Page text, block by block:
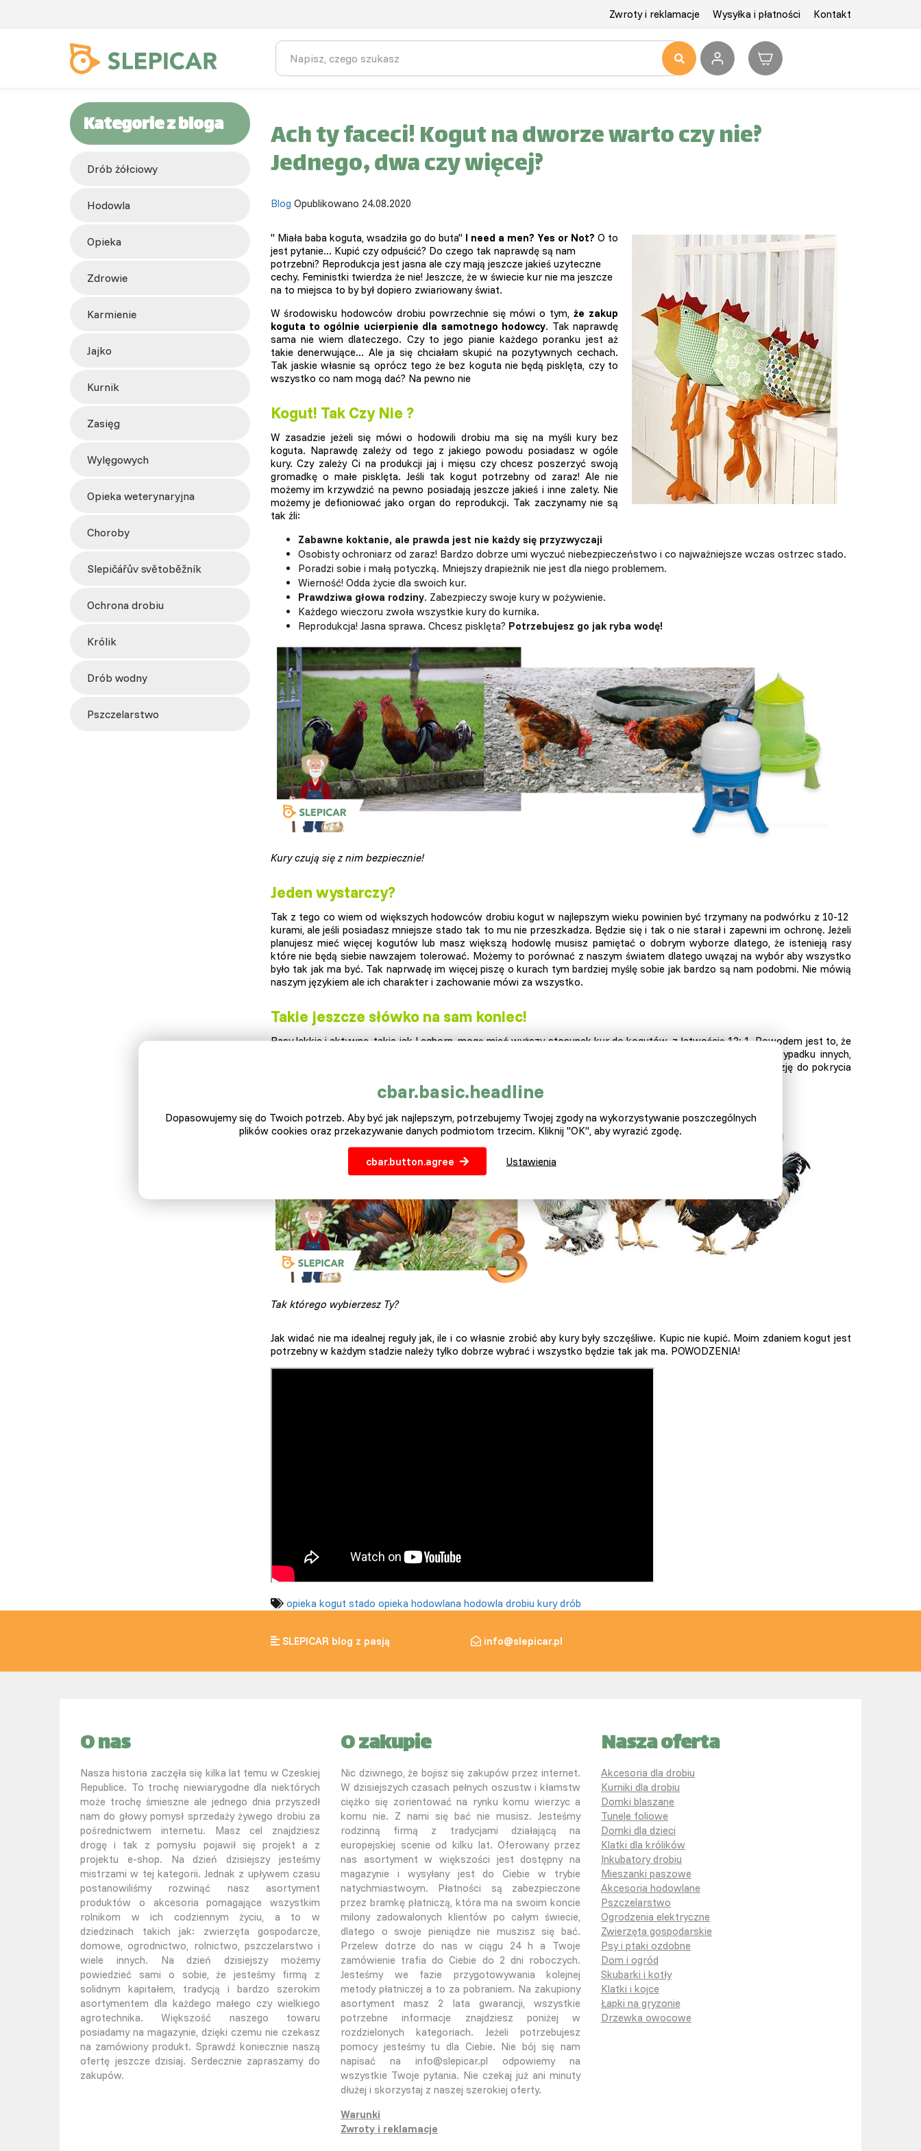
Zwroty i reklamacje Wysyłka i płatności Kontakt
Kategorie z bloga
Drób żółciowy
hodowla
opieka
zdrowie
karmienie
jajko
kurnik
zasięg
wylęgowych
opieka weterynaryjna
choroby
slepičářův světoběžník
ochrona drobiu
królik
drób wodny
pszczelarstwo
Ach ty faceci! Kogut na dworze warto czy nie?
Jednego, dwa czy więcej?
Blog Opublikowano 24.08.2020
" Miała baba koguta, wsadziła go do buta" I need a men? Yes or Not? O to
jest pytanie... Kupić czy odpuścić? Do czego tak naprawdę są nam
potrzebni? Reprodukcja jest jasna ale czy mają jeszcze jakieś uzyteczne
cechy. Feministki twierdza że nie! Jeszcze, że w świecie kur nie ma jeszcze
na to miejsca to by był dopiero zwiariowany świat.
W środowisku hodowców drobiu powrzechnie się mówi o tym,że zakup
koguta to ogólnie ucierpienie dla samotnego hodowcy. Tak naprawdę
sama nie wiem dlateczego. Czy to jego pianie każdego poranku jest aż
takie denerwujące... Ale ja się chciałam skupić na pozytywnych cechach.
Tak jaskie własnie są oprócz tego że bez koguta nie będą pisklęta, czy to
wszystko co nam mogą dać? Na pewno nie
Kogut! Tak Czy Nie ?
W zasadzie jeżeli się mówi o hodowili drobiu ma się na myśli kury bez
koguta. Naprawdę zależy od tego z jakiego powodu posiadasz w ogóle
kury. Czy zależy Ci na produkcji jaj i mięsu czy chcesz poszerzyć swoją
gromadkę o małe pisklęta. Jeśli tak kogut potrzebny od zaraz! Ale nie
możemy im krzywdzić na pewno posiadają jeszcze jakieś i inne zalety. Nie
możemy je defioniować jako organ do reprodukcji. Tak zaczynamy nie są
tak źli:
Zabawne koktanie, ale prawda jest nie każdy się przyzwyczaji
Osobisty ochroniarz od zaraz! Bardzo dobrze umi wyczuć niebezpieczeństwo i co najważniejsze wczas ostrzec stado.
Poradzi sobie i małą potyczką. Mniejszy drapieżnik nie jest dla niego problemem.
Wierność! Odda życie dla swoich kur.
Prawdziwa głowa rodziny. Zabezpieczy swoje kury w pożywienie.
Każdego wieczoru zwoła wszystkie kury do kurnika.
Reprodukcja! Jasna sprawa. Chcesz pisklęta? Potrzebujesz go jak ryba wodę!
Kury czują się z nim bezpiecznie!
Jeden wystarczy?
Tak z tego co wiem od większych hodowców drobiu kogut w najlepszym wieku powinien być trzymany na podwórku z 10-12
kurami, ale jeśli posiadasz mniejsze stado tak to mu nie przeszkadza. Będzie się i tak o nie starał i zapewni im ochronę. Jeżeli
planujesz mieć więcej kogutów lub masz większą hodowlę musisz pamiętać o dobrym wyborze dlatego, że istenieją rasy
które nie będą siebie nawzajem tolerować. Możemy to porównać z naszym światem dlatego uwązaj na wybór aby wszystko
było tak jak ma być. Tak naprwadę im więcej piszę o kurach tym bardziej myślę sobie jak bardzo są nam podobmi. Nie mówią
naszym językiem ale ich charakter i zachowanie mówi za wszystko.
Takie jeszcze słówko na sam koniec!
Rasy lekkie i aktywne, takie jak Leghorn, mogą mieć wyższy stosunek kur do kogutów, z łatwością 12: 1. Powodem jest to, że
te osobniki koguta są bardziej aktywne i dzięki wyższej energii będą w stanie obsłużyć więcej kur. W przypadku innych,
cięższych ras, takich jak Orpingtonowie, wystarczy stosunek 1: 6. Dzięki temu kogut będzie miał lepszą okazję do pokrycia
Tak którego wybierzesz Ty?
Jak widać nie ma idealnej reguły jak, ile i co własnie zrobić aby kury były szczęśliwe. Kupic nie kupić. Moim zdaniem kogut jest
potrzebny w każdym stadzie należy tylko dobrze wybrać i wszystko będzie tak jak ma. POWODZENIA!
opieka kogut stado opieka hodowlana hodowla drobiu kury drób
SLEPICAR blog z pasją info@slepicar.pl
O nas
Nasza historia zaczęła się kilka lat temu w Czeskiej
Republice. To trochę niewiarygodne dla niektórych
może trochę śmieszne ale jednego dnia przyszedł
nam do głowy pomysł sprzedaży żywego drobiu za
pośrednictwem internetu. Masz cel znajdziesz
drogę i tak z pomysłu pojawił się projekt a z
projektu e-shop. Na dzień dzisiejszy jesteśmy
mistrzami w tej kategorii. Jednak z upływem czasu
postanowiliśmy rozwinąć nasz asortyment
produktów o akcesoria pomagające wszystkim
rolnikom w ich codziennym życiu, a to w
dziedzinach takich jak: zwierzęta gospodarcze,
domowe, ogrodnictwo, rolnictwo, pszczelarstwo i
wiele innych. Na dzień dzisiejszy możemy
powiedzieć sami o sobie, że jesteśmy firmą z
solidnym kapitałem, tradycją i bardzo szerokim
asortymentem dla każdego małego czy wielkiego
agrotechnika. Większość naszego towaru
posiadamy na magazynie, dzięki czemu nie czekasz
na zamówiony produkt. Sprawdź koniecznie naszą
ofertę jeszcze dzisiaj. Serdecznie zapraszamy do
zakupów.
O zakupie
Nic dziwnego, że bojisz się zakupów przez internet.
W dzisiejszych czasach pełnych oszustw i kłamstw
ciężko się zorientować na rynku komu wierzyc a
komu nie. Z nami się bać nie musisz. Jesteśmy
rodzinną firmą z tradycjami działającą na
europejskiej scenie od kilku lat. Oferowany przez
nas asortyment w większości jest dostępny na
magazynie i wysyłany jest do Ciebie w trybie
natychmiastwoym. Płatności są zabezpieczone
przez bramkę płatniczą, która ma na swoim koncie
milony zadowalonych klientów po całym świecie,
dlatego o swoje pieniądze nie muszisz się bać.
Przelew dotrze do nas w ciągu 24 h a Twoje
zamówienie trafia do Ciebie do 2 dni roboczych.
Jesteśmy we fazie przygotowywania kolejnej
metody płatniczej a to za pobraniem. Na zakupiony
asortyment masz 2 lata gwarancji, wszystkie
potrzebne informacje znajdziesz poniżej w
rozdzielonych kategoriach. Jeżeli potrzebujesz
pomocy jesteśmy tu dla Ciebie. Nie bój się nam
napisać na info@slepicar.pl odpowiemy na
wszystkie Twoje pytania. Nie czekaj już ani minuty
dłużej i skorzystaj z naszej szerokiej oferty.
Warunki
Zwroty i reklamacje
Nasza oferta
Akcesoria dla drobiu
Kurniki dla drobiu
Domki blaszane
Tunele foliowe
Domki dla dzieci
Klatki dla królików
Inkubatory drobiu
Mieszanki paszowe
Akcesoria hodowlane
Pszczelarstwo
Ogrodzenia elektryczne
Zwierzęta gospodarskie
Psy i ptaki ozdobne
Dom i ogród
Skubarki i kotły
Klatki i kojce
Łapki na gryzonie
Drzewka owocowe
cbar.basic.headline
Dopasowujemy się do Twoich potrzeb. Aby być jak najlepszym, potrzebujemy Twojej zgody na wykorzystywanie poszczególnych
plików cookies oraz przekazywanie danych podmiotom trzecim. Kliknij "OK", aby wyrazić zgodę.
cbar.button.agree Ustawienia